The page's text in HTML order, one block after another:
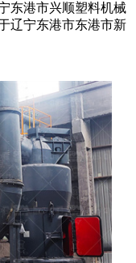
东港市兴顺塑料机械
辽宁东港市东港市新